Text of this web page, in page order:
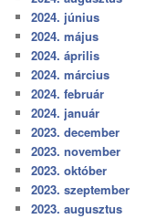
2024. június
2024. május
2024. április
2024. március
2024. február
2024. január
2023. december
2023. november
2023. október
2023. szeptember
2023. augusztus